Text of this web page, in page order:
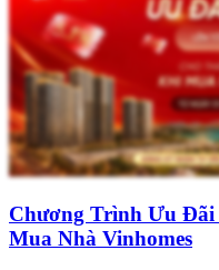
Chương Trình Ưu
Mua Nhà Vinhomes